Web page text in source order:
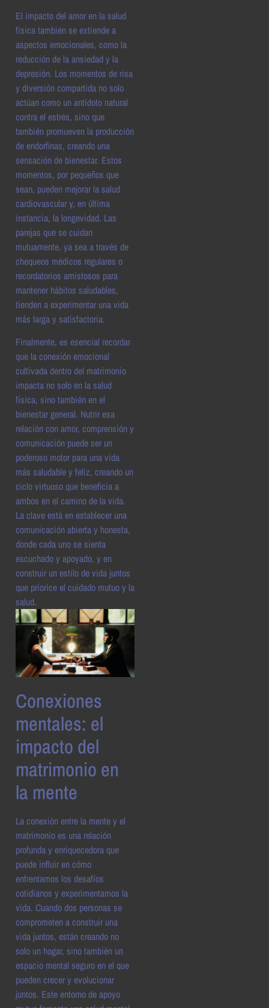
El impacto del amor en la salud
física también se extiende a
aspectos emocionales, como la
reducción de la ansiedad y la
depresión. Los momentos de risa
y diversión compartida no solo
actúan como un antídoto natural
contra el estrés, sino que
también promueven la producción
de endorfinas, creando una
sensación de bienestar. Estos
momentos, por pequeños que
sean, pueden mejorar la salud
cardiovascular y, en última
instancia, la longevidad. Las
parejas que se cuidan
mutuamente, ya sea a través de
chequeos médicos regulares o
recordatorios amistosos para
mantener hábitos saludables,
tienden a experimentar una vida
más larga y satisfactoria.
Finalmente, es esencial recordar
que la conexión emocional
cultivada dentro del matrimonio
impacta no solo en la salud
física, sino también en el
bienestar general. Nutrir esa
relación con amor, comprensión y
comunicación puede ser un
poderoso motor para una vida
más saludable y feliz, creando un
ciclo virtuoso que beneficia a
ambos en el camino de la vida.
La clave está en establecer una
comunicación abierta y honesta,
donde cada uno se sienta
escuchado y apoyado, y en
construir un estilo de vida juntos
que priorice el cuidado mutuo y la
salud.
Conexiones
mentales: el
impacto del
matrimonio en
la mente
La conexión entre la mente y el
matrimonio es una relación
profunda y enriquecedora que
puede influir en cómo
enfrentamos los desafíos
cotidianos y experimentamos la
vida. Cuando dos personas se
comprometen a construir una
vida juntos, están creando no
solo un hogar, sino también un
espacio mental seguro en el que
pueden crecer y evolucionar
juntos. Este entorno de apoyo